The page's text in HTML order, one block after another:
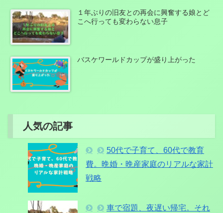
１年ぶりの旧友との再会に興奮する娘とど
こへ行っても変わらない息子
バスケワールドカップが盛り上がった
人気の記事
50代で子育て、60代で教育
費。晩婚・晩産家庭のリアルな家計
戦略
車で宿題、夜遅い帰宅。それ